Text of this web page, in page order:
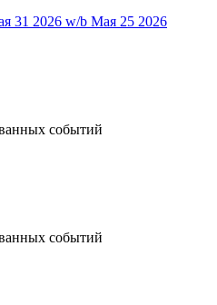
31 2026 w/b Мая 25 2026
событий
событий